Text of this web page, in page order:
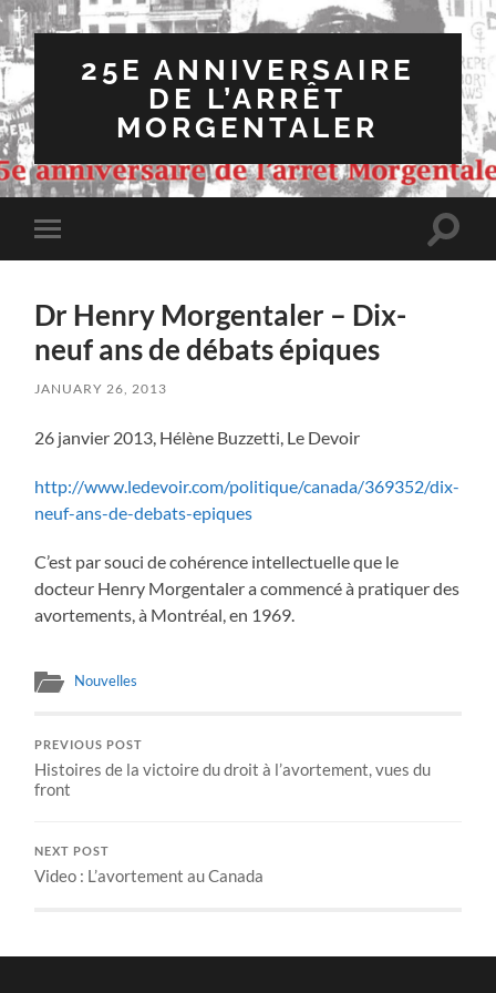
25E ANNIVERSAIRE
DE L’ARRÊT
MORGENTALER
Toggle
mobile
Toggle
Dr Henry Morgentaler – Dix-
neuf ans de débats épiques
JANUARY 26, 2013
26 janvier 2013, Hélène Buzzetti, Le Devoir
http://www.ledevoir.com/politique/canada/369352/dix-
neuf-ans-de-debats-epiques
C’est par souci de cohérence intellectuelle que le
docteur Henry Morgentaler a commencé à pratiquer des
avortements, à Montréal, en 1969.
Nouvelles
PREVIOUS POST
Histoires de la victoire du droit à l’avortement, vues du
front
NEXT POST
Video : L’avortement au Canada